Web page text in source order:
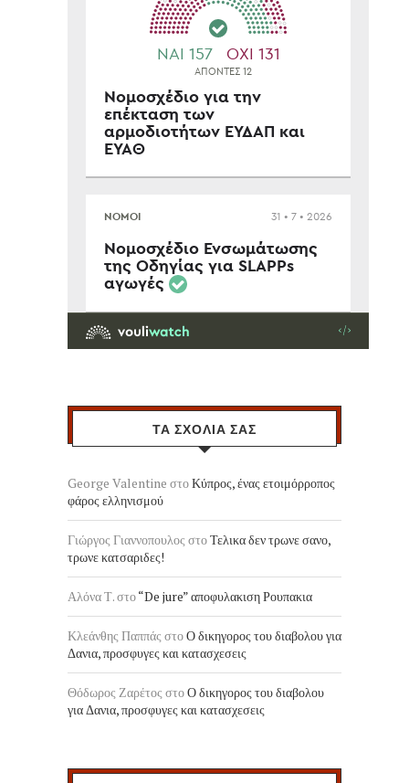
ΤΑ ΣΧΟΛΙΑ ΣΑΣ
George Valentine στοΚύπρος, ένας ετοιμόρροπος
φάρος ελληνισμού
Γιώργος Γιαννοπουλος στοΤελικα δεν τρωνε σανο,
τρωνε κατσαριδες!
Αλόνα Τ.στο“De jure” αποφυλακιση Ρουπακια
Κλεάνθης Παππάς στοΟ δικηγορος του διαβολου για
Δανια, προσφυγες και κατασχεσεις
Θόδωρος Ζαρέτος στοΟ δικηγορος του διαβολου
για Δανια, προσφυγες και κατασχεσεις